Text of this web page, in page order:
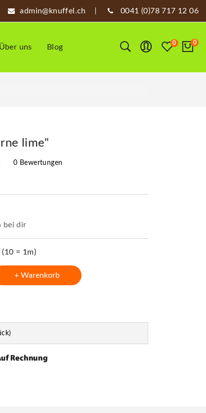
admin@knuffel.ch 0041 (0)78 717 12 06
Über uns Blog 0 0
lime"
0 Bewertungen
bei dir
= 1m)
+ Warenkorb